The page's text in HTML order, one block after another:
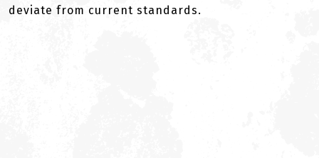
deviate from current standards.